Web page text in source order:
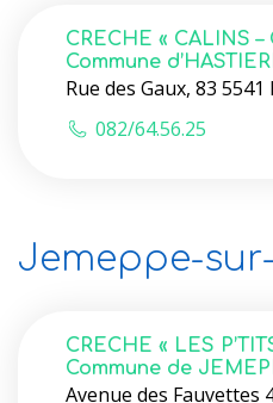
CRECHE « CALINS –
Commune
Rue des Gaux, 83 5541
082/64.56.25
Jemeppe-
CRECHE « LES
Commune de
Avenue des Fauvettes